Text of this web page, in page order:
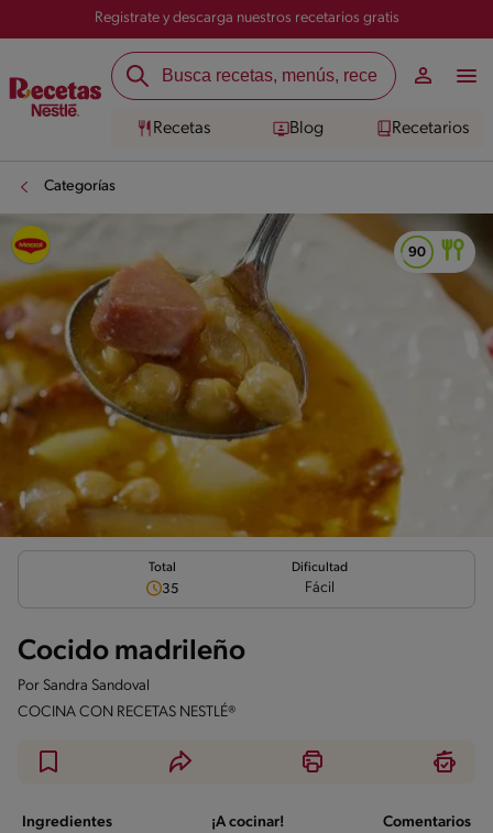
Registrate y descarga nuestros recetarios gratis
Recetas Blog Recetarios
Categorías
Total
35
Dificultad
Fácil
Cocido madrileño
Por Sandra Sandoval
COCINA CON RECETAS NESTLÉ®
Ingredientes ¡A cocinar! Comentarios